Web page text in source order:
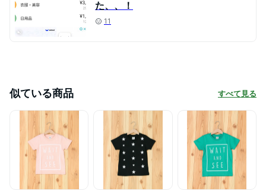
た、、！
11
似ている商品 すべて見る